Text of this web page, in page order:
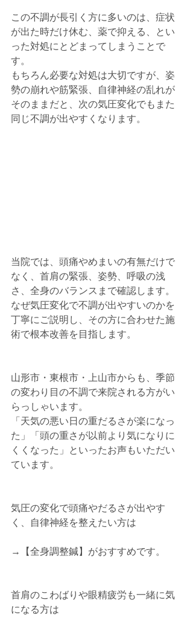
この不調が長引く方に多いのは、症状
が出た時だけ休む、薬で抑える、とい
った対処にとどまってしまうことで
す。
もちろん必要な対処は大切ですが、姿
勢の崩れや筋緊張、自律神経の乱れが
そのままだと、次の気圧変化でもまた
同じ不調が出やすくなります。
当院では、頭痛やめまいの有無だけで
なく、首肩の緊張、姿勢、呼吸の浅
さ、全身のバランスまで確認します。
なぜ気圧変化で不調が出やすいのかを
丁寧にご説明し、その方に合わせた施
術で根本改善を目指します。
山形市・東根市・上山市からも、季節
の変わり目の不調で来院される方がい
らっしゃいます。
「天気の悪い日の重だるさが楽になっ
た」「頭の重さが以前より気になりに
くくなった」といったお声もいただい
ています。
気圧の変化で頭痛やだるさが出やす
く、自律神経を整えたい方は
→【全身調整鍼】がおすすめです。
首肩のこわばりや眼精疲労も一緒に気
になる方は